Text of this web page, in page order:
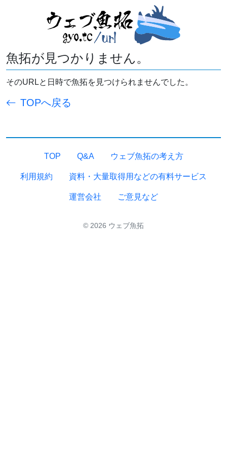
魚拓が見つかりません。
そのURLと日時で魚拓を見つけられませんでした。
TOPへ戻る
TOP Q&A ウェブ魚拓の考え方
利用規約 資料・大量取得用などの有料サービス
運営会社 ご意見など
© 2026 ウェブ魚拓